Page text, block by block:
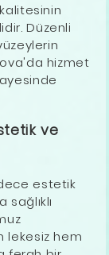
Düzenli
hizmet
ve
estetik
lekesiz hem